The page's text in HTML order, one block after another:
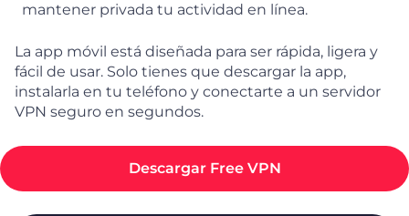
mantener privada tu actividad en línea.
La app móvil está diseñada para ser rápida, ligera y
fácil de usar. Solo tienes que descargar la app,
instalarla en tu teléfono y conectarte a un servidor
VPN seguro en segundos.
Descargar Free VPN